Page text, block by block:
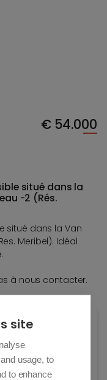
€54.000
situé dans la
-2 (Rés.
situé dans la Van
Meribel). Idéal
à nous contacter.
site
usage, to
to enhance